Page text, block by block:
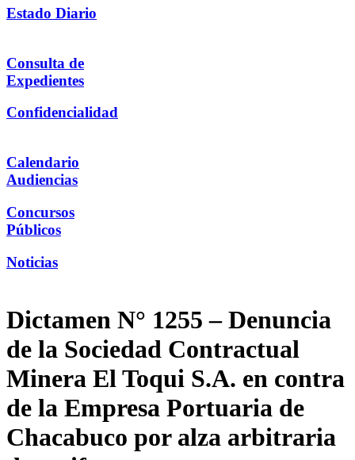
Estado Diario
Consulta de
Expedientes
Confidencialidad
Calendario
Audiencias
Concursos
Públicos
Noticias
Dictamen N° 1255 – Denuncia
de la Sociedad Contractual
Minera El Toqui S.A. en contra
de la Empresa Portuaria de
Chacabuco por alza arbitraria